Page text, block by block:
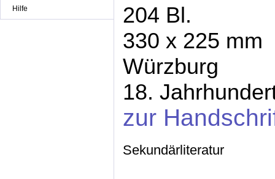
Hilfe
204 Bl.
330 x 225 mm
Würzburg
18.
zur
Sekundärliteratur